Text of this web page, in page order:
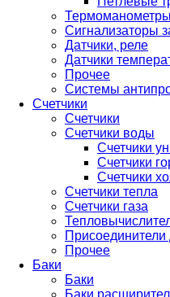
Термоманометры
Сигнализаторы
Датчики, реле
Датчики
Прочее
Системы
Счетчики
Счетчики
Счетчики воды
Счетчики
Счетчики
Счетчики
Счетчики тепла
Счетчики газа
Присоединители
Прочее
Баки
Баки